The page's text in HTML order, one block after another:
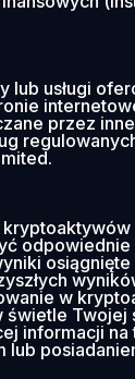
lub usługi
przez
odpowiednie
osiągnięte
w
Twojej
informacji na
lub